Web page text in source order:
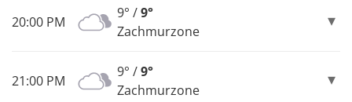
20:00 PM
9° /9°
Zachmurzone
21:00 PM
9° /9°
Zachmurzone